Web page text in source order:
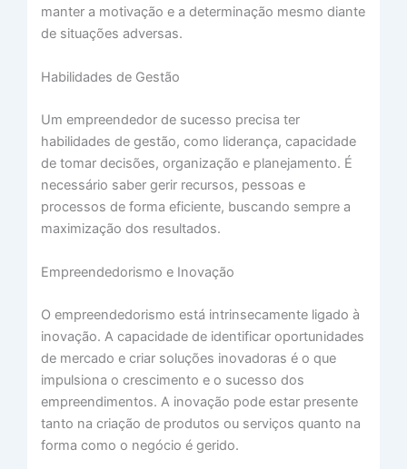
manter a motivação e a determinação mesmo diante
de situações adversas.
Habilidades de Gestão
Um empreendedor de sucesso precisa ter
habilidades de gestão, como liderança, capacidade
de tomar decisões, organização e planejamento. É
necessário saber gerir recursos, pessoas e
processos de forma eficiente, buscando sempre a
maximização dos resultados.
Empreendedorismo e Inovação
O empreendedorismo está intrinsecamente ligado à
inovação. A capacidade de identificar oportunidades
de mercado e criar soluções inovadoras é o que
impulsiona o crescimento e o sucesso dos
empreendimentos. A inovação pode estar presente
tanto na criação de produtos ou serviços quanto na
forma como o negócio é gerido.